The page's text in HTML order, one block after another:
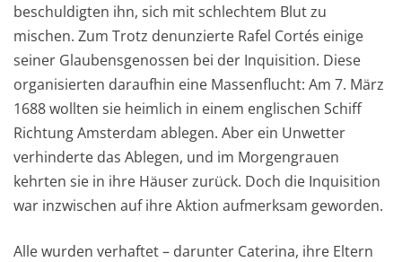
beschuldigten ihn, sich mit schlechtem Blut zu
mischen. Zum Trotz denunzierte Rafel Cortés einige
seiner Glaubensgenossen bei der Inquisition. Diese
organisierten daraufhin eine Massenflucht: Am 7. März
1688 wollten sie heimlich in einem englischen Schiff
Richtung Amsterdam ablegen. Aber ein Unwetter
verhinderte das Ablegen, und im Morgengrauen
kehrten sie in ihre Häuser zurück. Doch die Inquisition
war inzwischen auf ihre Aktion aufmerksam geworden.
Alle wurden verhaftet – darunter Caterina, ihre Eltern